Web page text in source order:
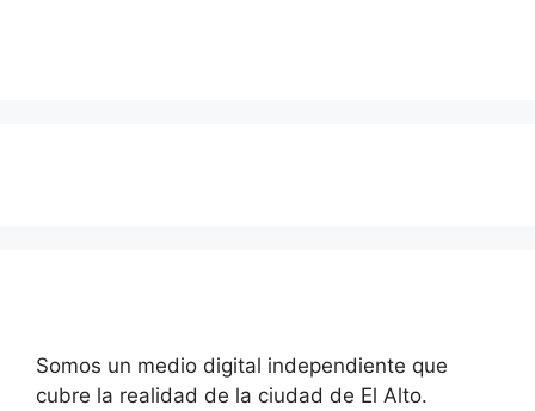
Somos un medio digital independiente que
cubre la realidad de la ciudad de El Alto.